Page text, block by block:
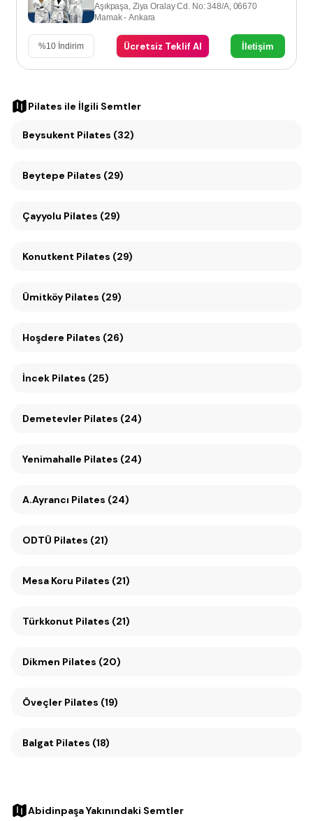
Aşıkpaşa, Ziya Oralay Cd. No: 348/A, 06670
Mamak - Ankara
%10 İndirim Ücretsiz Teklif Al İletişim
Pilates ile İlgili Semtler
Beysukent Pilates (32)
Beytepe Pilates (29)
Çayyolu Pilates (29)
Konutkent Pilates (29)
Ümitköy Pilates (29)
Hoşdere Pilates (26)
İncek Pilates (25)
Demetevler Pilates (24)
Yenimahalle Pilates (24)
A.Ayrancı Pilates (24)
ODTÜ Pilates (21)
Mesa Koru Pilates (21)
Türkkonut Pilates (21)
Dikmen Pilates (20)
Öveçler Pilates (19)
Balgat Pilates (18)
Abidinpaşa Yakınındaki Semtler